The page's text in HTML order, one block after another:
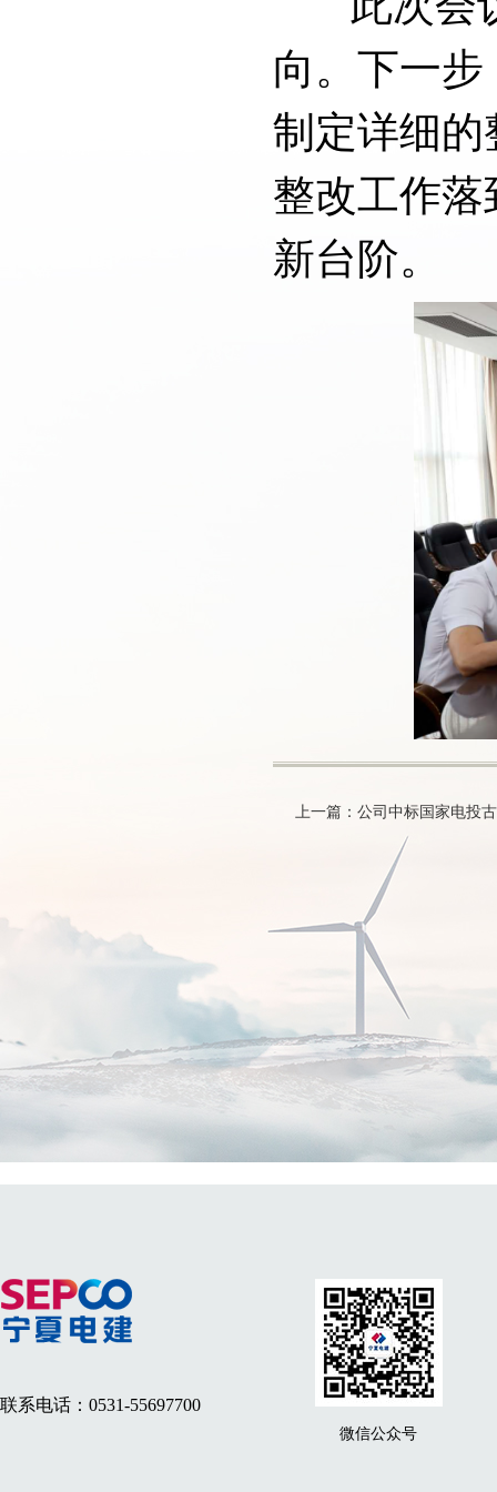
向。下一
制定详细
整改工作
新台阶。
上一篇：公司中标国家电投
联系电话：0531-55697700
微信公众号